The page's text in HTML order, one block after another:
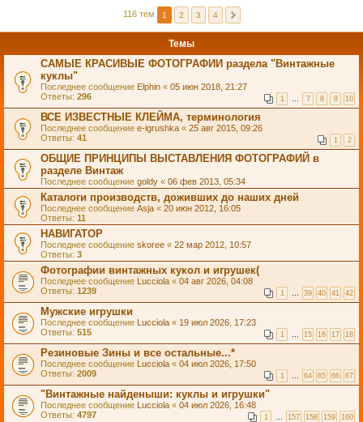
116 тем 1 2 3 4
Темы
САМЫЕ КРАСИВЫЕ ФОТОГРАФИИ раздела "Винтажные
куклы"
Последнее сообщение Elphin « 05 июн 2018, 21:27
Ответы: 296 1 … 7 8 9 10
ВСЕ ИЗВЕСТНЫЕ КЛЕЙМА, терминология
Последнее сообщение e-igrushka « 25 авг 2015, 09:26
Ответы: 41 1 2
ОБЩИЕ ПРИНЦИПЫ ВЫСТАВЛЕНИЯ ФОТОГРАФИЙ в
разделе Винтаж
Последнее сообщение goldy « 06 фев 2013, 05:34
Каталоги производств, доживших до наших дней
Последнее сообщение Asja « 20 июн 2012, 16:05
Ответы: 11
НАВИГАТОР
Последнее сообщение skoree « 22 мар 2012, 10:57
Ответы: 3
Фотографии винтажных кукол и игрушек(
Последнее сообщение Lucciola « 04 авг 2026, 04:08
Ответы: 1239 1 … 39 40 41 42
Мужские игрушки
Последнее сообщение Lucciola « 19 июл 2026, 17:23
Ответы: 515 1 … 15 16 17 18
Резиновые Зины и все остальные...*
Последнее сообщение Lucciola « 04 июл 2026, 17:50
Ответы: 2009 1 … 64 65 66 67
"Винтажные найденыши: куклы и игрушки"
Последнее сообщение Lucciola « 04 июл 2026, 16:48
Ответы: 4797 1 … 157 158 159 160